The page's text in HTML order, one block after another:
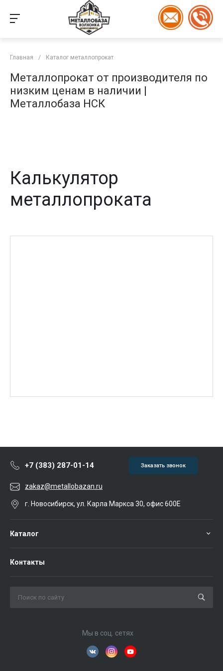
Главная / Каталог металлопрокат
Металлопрокат от производителя по
низким ценам в наличии |
Металлобаза НСК
Калькулятор
металлопроката
+7 (383) 287-01-14 Заказать звонок
zakaz@metallobazan.ru
г. Новосибирск, ул. Карла Маркса 30, офис 600Е
Каталог
Контакты
Мы в соц. сетях